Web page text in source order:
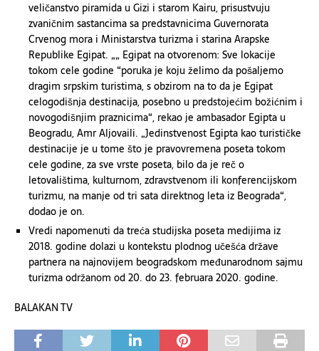
veličanstvo piramida u Gizi i starom Kairu, prisustvuju
zvaničnim sastancima sa predstavnicima Guvernorata
Crvenog mora i Ministarstva turizma i starina Arapske
Republike Egipat. „„ Egipat na otvorenom: Sve lokacije
tokom cele godine “poruka je koju želimo da pošaljemo
dragim srpskim turistima, s obzirom na to da je Egipat
celogodišnja destinacija, posebno u predstojećim božićnim i
novogodišnjim praznicima“, rekao je ambasador Egipta u
Beogradu, Amr Aljovaili. „Jedinstvenost Egipta kao turističke
destinacije je u tome što je pravovremena poseta tokom
cele godine, za sve vrste poseta, bilo da je reč o
letovalištima, kulturnom, zdravstvenom ili konferencijskom
turizmu, na manje od tri sata direktnog leta iz Beograda“,
dodao je on.
Vredi napomenuti da treća studijska poseta medijima iz
2018. godine dolazi u kontekstu plodnog učešća države
partnera na najnovijem beogradskom međunarodnom sajmu
turizma održanom od 20. do 23. februara 2020. godine.
BALAKAN TV